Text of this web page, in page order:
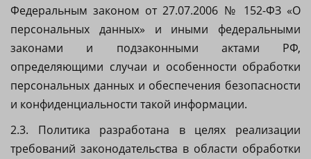
Федеральным законом от 27.07.2006 № 152-ФЗ «О
персональных данных» и иными федеральными
законами и подзаконными актами РФ,
определяющими случаи и особенности обработки
персональных данных и обеспечения безопасности
и конфиденциальности такой информации.
2.3. Политика разработана в целях реализации
требований законодательства в области обработки